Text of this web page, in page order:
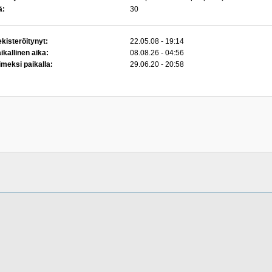
30
22.05.08 - 19:14
aika:
08.08.26 - 04:56
paikalla:
29.06.20 - 20:58